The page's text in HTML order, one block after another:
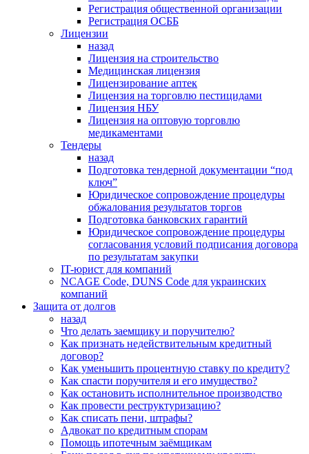
Регистрация общественной организации
Регистрация ОСББ
Лицензии
назад
Лицензия на строительство
Медицинская лицензия
Лицензирование аптек
Лицензия на торговлю пестицидами
Лицензия НБУ
Лицензия на оптовую торговлю
медикаментами
Тендеры
назад
Подготовка тендерной документации “под
ключ”
Юридическое сопровождение процедуры
обжалования результатов торгов
Подготовка банковских гарантий
Юридическое сопровождение процедуры
согласования условий подписания договора
по результатам закупки
IT-юрист для компаний
NCAGE Code, DUNS Code для украинских
компаний
Защита от долгов
назад
Что делать заемщику и поручителю?
Как признать недействительным кредитный
договор?
Как уменьшить процентную ставку по кредиту?
Как спасти поручителя и его имущество?
Как остановить исполнительное производство
Как провести реструктуризацию?
Как списать пени, штрафы?
Адвокат по кредитным спорам
Помощь ипотечным заёмщикам